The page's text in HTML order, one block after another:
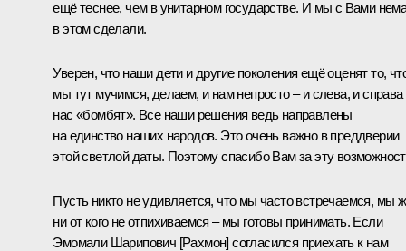
ещё теснее, чем в унитарном государстве. И мы с Вами
в этом сделали.
Уверен, что наши дети и другие поколения ещё оценят то,
мы тут мучимся, делаем, и нам непросто – и слева, и справа
нас «бомбят». Все наши решения ведь направлены
на единство наших народов. Это очень важно в преддверии
этой светлой даты. Поэтому спасибо Вам за эту
Пусть никто не удивляется, что мы часто встречаемся, мы
ни от кого не отпихиваемся – мы готовы принимать. Если
Эмомали Шарипович [Рахмон] согласился приехать к нам